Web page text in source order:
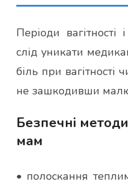
Періоди
слід уникати
біль при вагітності
не зашкодивши
Безпечні
мам
• полоскання